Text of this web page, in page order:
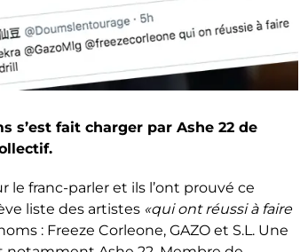
s’est fait charger par Ashe 22 de
le franc-parler et ils l’ont prouvé ce
liste des artistes «qui ont réussi à faire
: Freeze Corleone, GAZO et S.L. Une